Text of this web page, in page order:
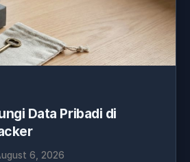
Data Pribadi di
6, 2026